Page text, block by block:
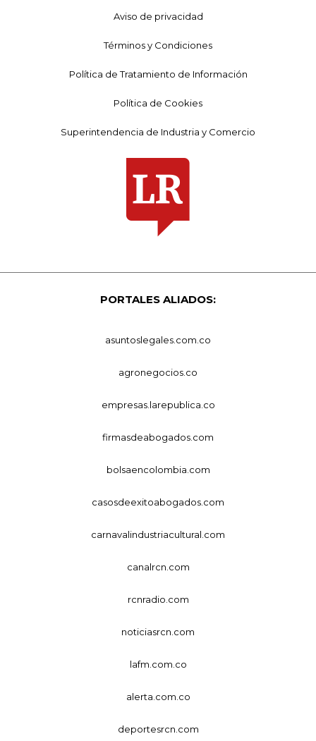
Aviso de privacidad
Términos y Condiciones
Política de Tratamiento de Información
Política de Cookies
Superintendencia de Industria y Comercio
PORTALES ALIADOS:
asuntoslegales.com.co
agronegocios.co
empresas.larepublica.co
firmasdeabogados.com
bolsaencolombia.com
casosdeexitoabogados.com
carnavalindustriacultural.com
canalrcn.com
rcnradio.com
noticiasrcn.com
lafm.com.co
alerta.com.co
deportesrcn.com